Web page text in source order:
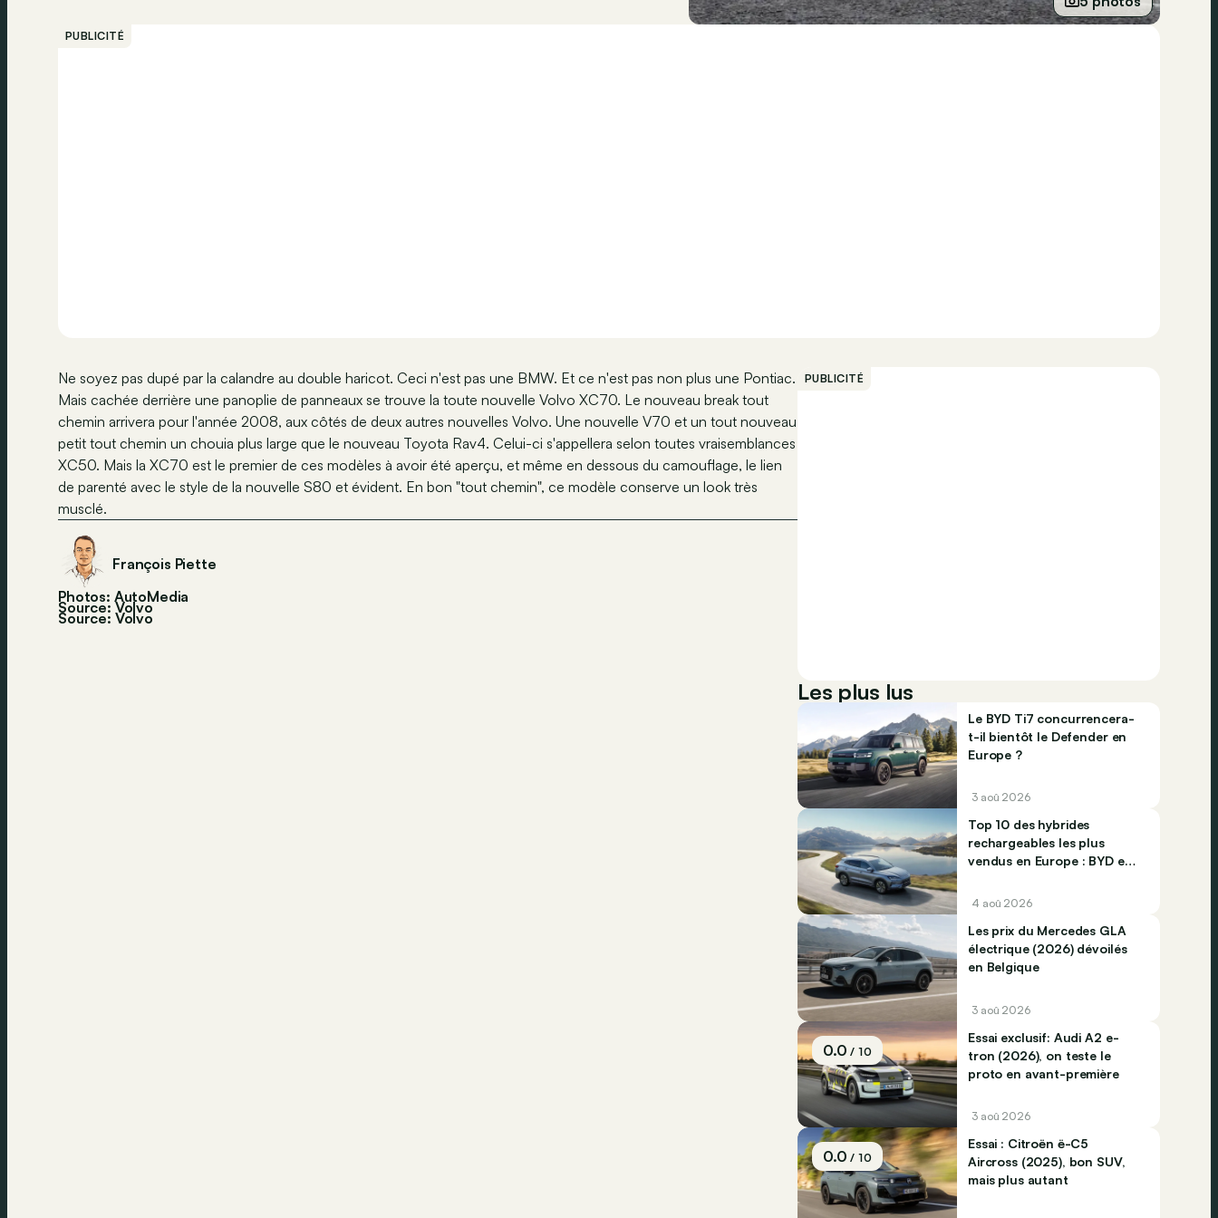
PUBLICITÉ
Ne soyez pas dupé par la calandre au double haricot. Ceci n'est pas une BMW. Et ce n'est pas non plus une Pontiac.
Mais cachée derrière une panoplie de panneaux se trouve la toute nouvelle Volvo XC70. Le nouveau break tout
chemin arrivera pour l'année 2008, aux côtés de deux autres nouvelles Volvo. Une nouvelle V70 et un tout nouveau
petit tout chemin un chouia plus large que le nouveau Toyota Rav4. Celui-ci s'appellera selon toutes vraisemblances
XC50. Mais la XC70 est le premier de ces modèles à avoir été aperçu, et même en dessous du camouflage, le lien
de parenté avec le style de la nouvelle S80 et évident. En bon "tout chemin", ce modèle conserve un look très
musclé.
François Piette
Photos: AutoMedia
Source: Volvo
Source: Volvo
PUBLICITÉ
Les plus lus
Le BYD Ti7 concurrencera-
t-il bientôt le Defender en
Europe ?
3 aoû 2026
Top 10 des hybrides
rechargeables les plus
vendus en Europe : BYD et
4 aoû 2026
Les prix du Mercedes GLA
électrique (2026) dévoilés
en Belgique
3 aoû 2026
0.0/ 10
Essai exclusif: Audi A2 e-
tron (2026), on teste le
proto en avant-première
3 aoû 2026
0.0/ 10
Essai : Citroën ë-C5
Aircross (2025), bon SUV,
mais plus autant